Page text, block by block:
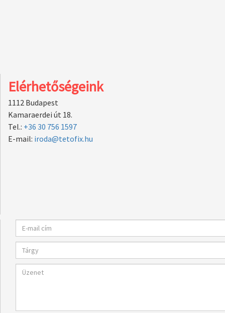
Elérhetőségeink
1112 Budapest
Kamaraerdei út 18.
Tel.: +36 30 756 1597
E-mail: iroda@tetofix.hu